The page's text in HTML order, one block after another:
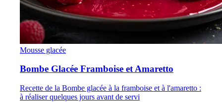
Mousse glacée
Bombe Glacée Framboise et Amaretto
Recette de la Bombe glacée à la framboise et à l'amaretto :
à réaliser quelques jours avant de servi